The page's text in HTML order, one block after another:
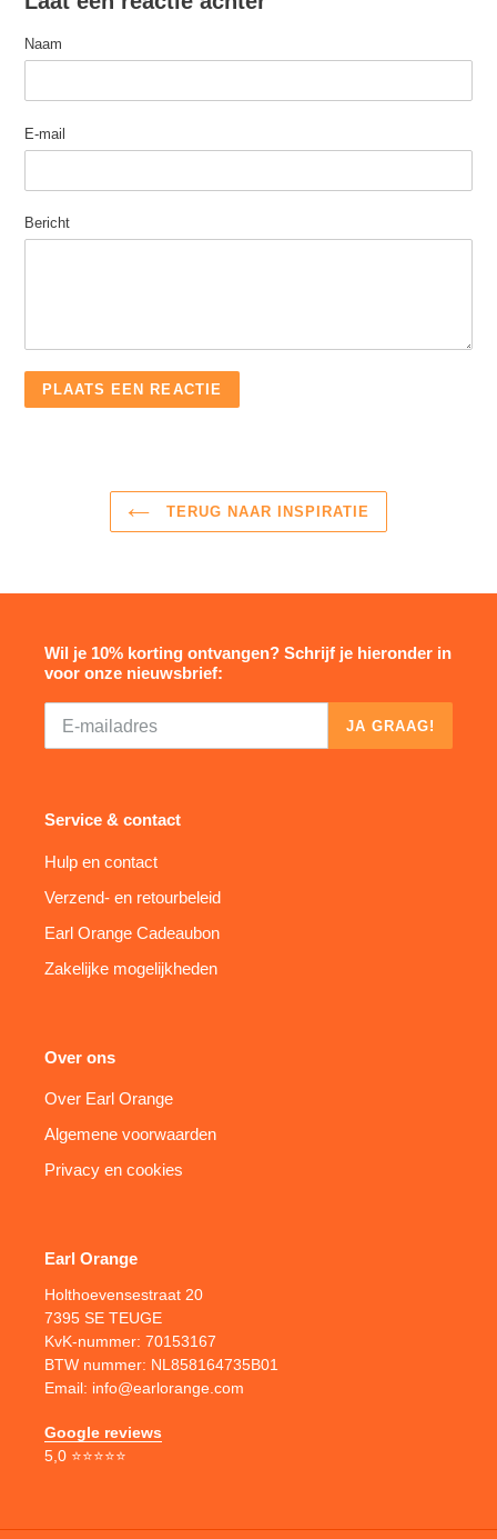
Naam
E-mail
Bericht
TERUG NAAR INSPIRATIE
Wil je 10% korting ontvangen? Schrijf je hieronder in
voor onze nieuwsbrief:
JA GRAAG!
Service & contact
Hulp en contact
Verzend- en retourbeleid
Earl Orange Cadeaubon
Zakelijke mogelijkheden
Over ons
Over Earl Orange
Algemene voorwaarden
Privacy en cookies
Earl Orange
Holthoevensestraat 20
7395 SE TEUGE
KvK-nummer: 70153167
BTW nummer: NL858164735B01
Email: info@earlorange.com
Google reviews
5,0 ⭐⭐⭐⭐⭐